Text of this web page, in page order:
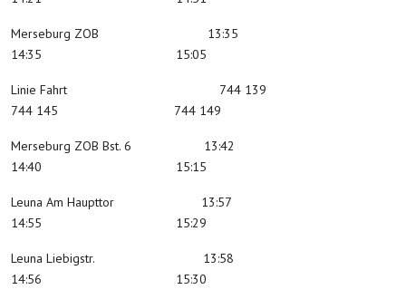
Merseburg ZOB 13:35
14:35 15:05
Linie Fahrt 744 139
744 145 744 149
Merseburg ZOB Bst. 6 13:42
14:40 15:15
Leuna Am Haupttor 13:57
14:55 15:29
Leuna Liebigstr. 13:58
14:56 15:30